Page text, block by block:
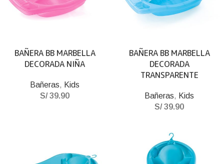
BAÑERA BB MARBELLA
DECORADA NIÑA
Bañeras, Kids
S/39.90
BAÑERA BB MARBELLA
DECORADA
TRANSPARENTE
Bañeras, Kids
S/39.90